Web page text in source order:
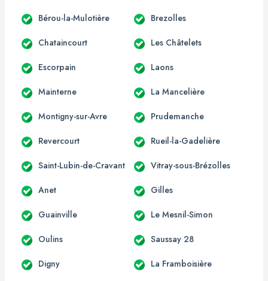
Bérou-la-Mulotière Brezolles
Chataincourt Les Châtelets
Escorpain Laons
Mainterne La Mancelière
Montigny-sur-Avre Prudemanche
Revercourt Rueil-la-Gadelière
Saint-Lubin-de-Cravant Vitray-sous-Brézolles
Anet Gilles
Guainville Le Mesnil-Simon
Oulins Saussay 28
Digny La Framboisière